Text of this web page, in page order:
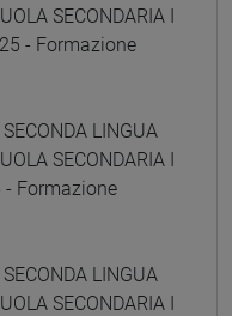
SECONDARIA I
- Formazione
LINGUA
SECONDARIA I
- Formazione
LINGUA
SECONDARIA I